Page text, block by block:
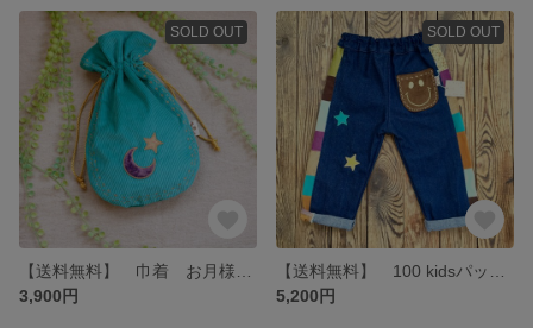
SOLD OUT
3,900円
SOLD OUT
5,200円